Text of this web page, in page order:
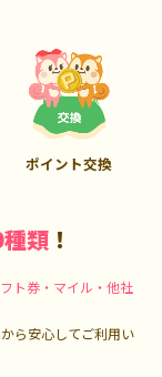
ポイント交換
類 ！
ト券・マイル・他社
ら安心してご利用い